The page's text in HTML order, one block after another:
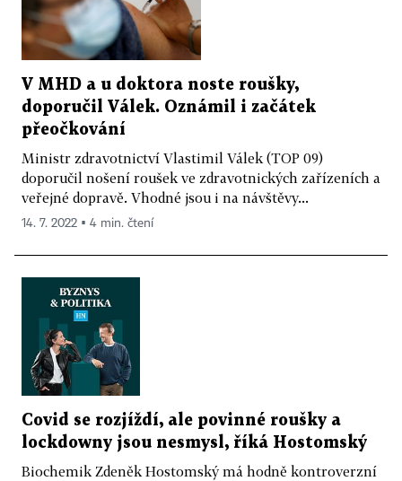
V MHD a u doktora noste roušky,
doporučil Válek. Oznámil i začátek
přeočkování
Ministr zdravotnictví Vlastimil Válek (TOP 09)
doporučil nošení roušek ve zdravotnických zařízeních a
veřejné dopravě. Vhodné jsou i na návštěvy...
14. 7. 2022 ▪ 4 min. čtení
Covid se rozjíždí, ale povinné roušky a
lockdowny jsou nesmysl, říká Hostomský
Biochemik Zdeněk Hostomský má hodně kontroverzní